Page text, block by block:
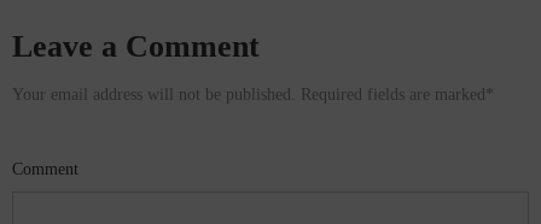
Leave a Comment
Your email address will not be published. Required fields are marked *
Comment